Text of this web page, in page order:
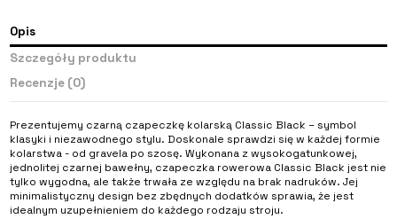
Opis
Szczegóły produktu
Recenzje (0)
Prezentujemy czarną czapeczkę kolarską Classic Black – symbol
klasyki i niezawodnego stylu. Doskonale sprawdzi się w każdej formie
kolarstwa - od gravela po szosę. Wykonana z wysokogatunkowej,
jednolitej czarnej bawełny, czapeczka rowerowa Classic Black jest nie
tylko wygodna, ale także trwała ze względu na brak nadruków. Jej
minimalistyczny design bez zbędnych dodatków sprawia, że jest
idealnym uzupełnieniem do każdego rodzaju stroju.